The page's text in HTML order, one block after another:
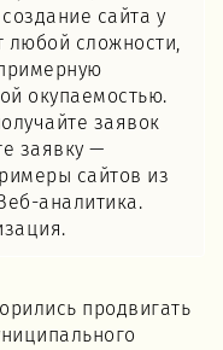
сайта у
любой сложности,
окупаемостью.
заявок
заявку —
сайтов из
аналитика.
продвигать